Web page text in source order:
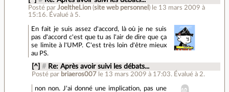
Posté parJoeltheLion (site web personnel ) le 13 mars 2009 à
15:16. Évalué à 5.
En fait je suis assez d'accord, là où je ne suis
pas d'accord c'est que tu as l'air de dire que ça
se limite à l'UMP. C'est très loin d'être mieux
au PS.
[^] # Re: Après avoir suivi les débats...
Posté par briaeros007 le 13 mars 2009 à 17:03. Évalué à 2.
non non. J'ai donné une implication, pas une